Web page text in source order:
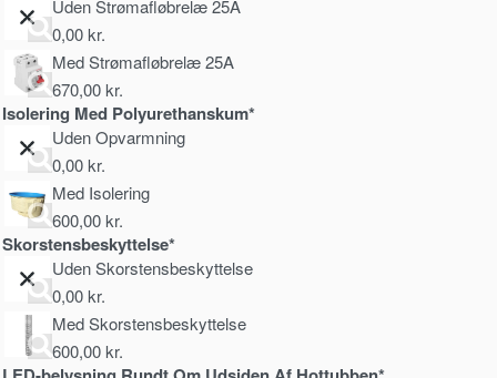
Uden Strømafløbrelæ 25A
0,00kr.
Med Strømafløbrelæ 25A
670,00kr.
Isolering Med Polyurethanskum*
Uden Opvarmning
0,00kr.
Med Isolering
600,00kr.
Skorstensbeskyttelse*
Uden Skorstensbeskyttelse
0,00kr.
Med Skorstensbeskyttelse
600,00kr.